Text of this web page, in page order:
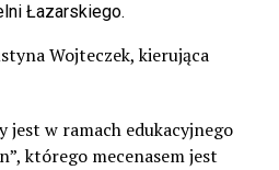
Łazarskiego.
Wojteczek, kierująca
jest w ramach edukacyjnego
którego mecenasem jest